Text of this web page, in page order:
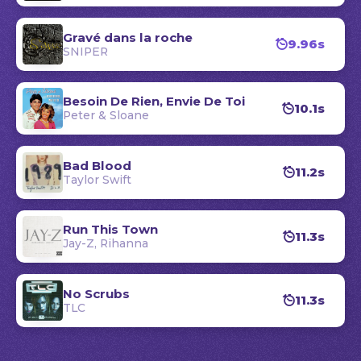
Gravé dans la roche
SNIPER 9.96s
Besoin De Rien, Envie De Toi
Peter & Sloane 10.1s
Bad Blood
Taylor Swift 11.2s
Run This Town
Jay-Z, Rihanna 11.3s
No Scrubs
TLC 11.3s